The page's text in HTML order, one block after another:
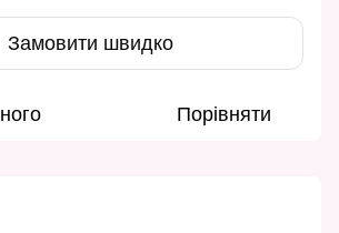
Замовити швидко
Порівняти